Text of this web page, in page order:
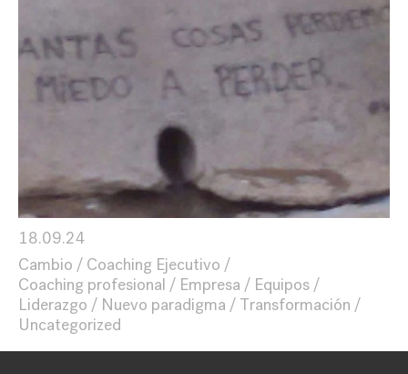
18.09.24
Cambio
Coaching Ejecutivo
Coaching profesional
Empresa
Equipos
Liderazgo
Nuevo paradigma
Transformación
Uncategorized